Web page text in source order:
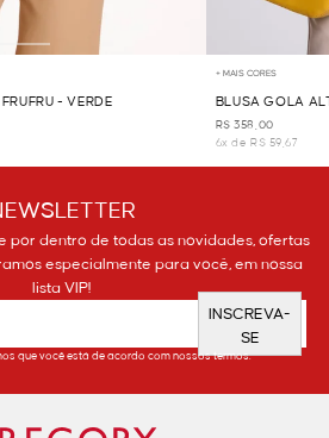
- VERDE
+ MAIS CORES
BLUSA GOLA
R$ 358,00
6x de R$ 59,67
por dentro de todas as novidades, ofertas
especialmente para você, em nossa
lista VIP!
INSCREVA-
SE
que você está de acordo com nossos termos.